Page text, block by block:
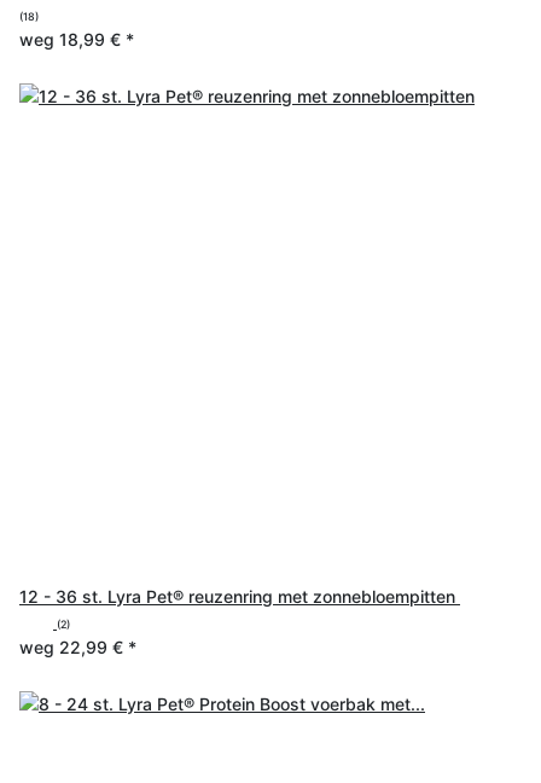
(18)
weg 18,99 € *
12 - 36 st. Lyra Pet® reuzenring met zonnebloempitten
(2)
weg 22,99 € *